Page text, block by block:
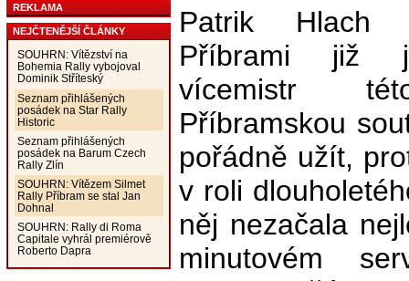
REKLAMA
NEJČTENĚJŠÍ ČLÁNKY
SOUHRN: Vítězství na
Bohemia Rally vybojoval
Dominik Stříteský
Seznam přihlášených
posádek na Star Rally
Historic
Seznam přihlášených
posádek na Barum Czech
Rally Zlín
SOUHRN: Vítězem Silmet
Rally Příbram se stal Jan
Dohnal
SOUHRN: Rally di Roma
Capitale vyhrál premiérově
Roberto Dapra
Patrik Hlach
Příbrami již
vícemistr
Příbramskou
pořádně užít,
v roli
něj nezačala
minutovém